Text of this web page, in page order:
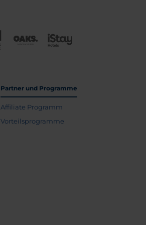
Partner und Programme
Affiliate Programm
Vorteilsprogramme